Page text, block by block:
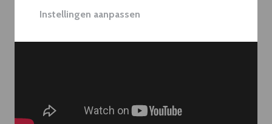
Instellingen aanpassen